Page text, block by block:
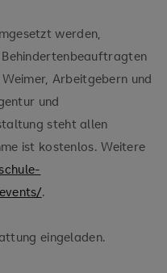
werden,
Arbeitgebern und
und
steht allen
ist kostenlos. Weitere
.
eingeladen.